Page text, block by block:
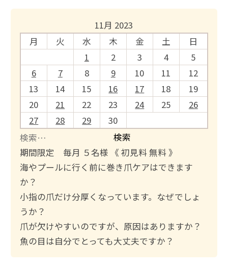
11月 2023
月
火 水 木 金 土
日
1
2 3 4
5
6
7 8 9 10 11
12
13
14 15 16 17 18
19
20
21 22 23 24 25
26
27
28 29
30
検
索
:
期間限定 毎月 ５名様 《 初見料 無料 》
海やプールに行く前に巻き爪ケアはできます
か？
小指の爪だけ分厚くなっています。なぜでしょ
うか？
爪が欠けやすいのですが、原因はありますか？
魚の目は自分でとっても大丈夫ですか？